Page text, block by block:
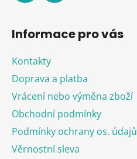
Informace pro vás
Kontakty
Doprava a platba
Vrácení nebo výměna zboží
Obchodní podmínky
Podmínky ochrany os. údajů
Věrnostní sleva